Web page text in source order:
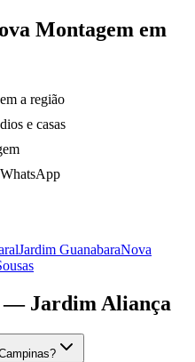
Montagem em
a região
e casas
Jardim GuanabaraNova
— Jardim Aliança